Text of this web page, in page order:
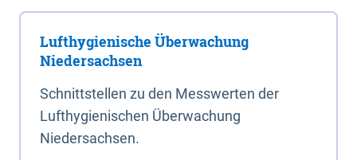
Lufthygienische Überwachung
Niedersachsen
Schnittstellen zu den Messwerten der
Lufthygienischen Überwachung
Niedersachsen.